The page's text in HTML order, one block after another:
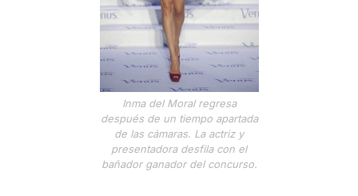
Inma del Moral regresa
después de un tiempo apartada
de las cámaras. La actriz y
presentadora desfila con el
bañador ganador del concurso.